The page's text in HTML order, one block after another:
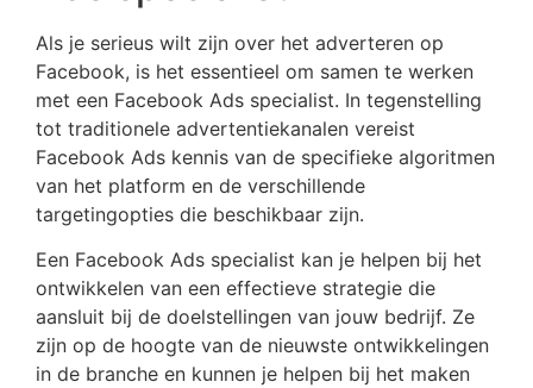
Als je serieus wilt zijn over het adverteren op
Facebook, is het essentieel om samen te werken
met een Facebook Ads specialist. In tegenstelling
tot traditionele advertentiekanalen vereist
Facebook Ads kennis van de specifieke algoritmen
van het platform en de verschillende
targetingopties die beschikbaar zijn.
Een Facebook Ads specialist kan je helpen bij het
ontwikkelen van een effectieve strategie die
aansluit bij de doelstellingen van jouw bedrijf. Ze
zijn op de hoogte van de nieuwste ontwikkelingen
in de branche en kunnen je helpen bij het maken